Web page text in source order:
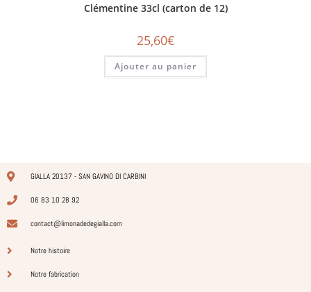
Clémentine 33cl (carton de 12)
25,60€
Ajouter au panier
GIALLA 20137 - SAN GAVINO DI CARBINI
06 83 10 28 92
contact@limonadedegialla.com
Notre histoire
Notre fabrication